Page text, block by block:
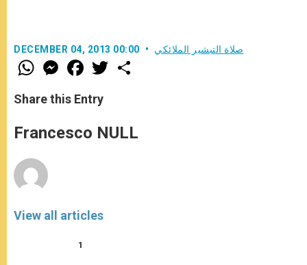
DECEMBER 04, 2013 00:00 صلاة التبشير الملائكي
W
h
t
s
p
p
M
e
s
e
g
e
F
a
e
b
o
k
w
r
Share this Entry
Francesco NULL
View all articles
1